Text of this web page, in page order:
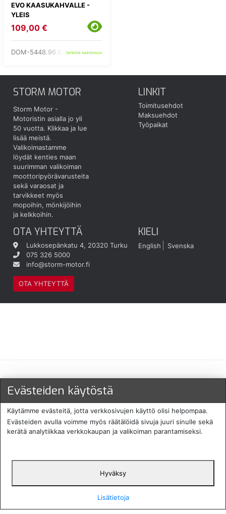
EVO KAASUKAHVALLE -
YLEIS
109,00 €
DOM-5448.96.04 tarkista saatavuus
STORM MOTOR
Storm Motor -
Motoristin asialla jo yli
50 vuotta. Klikkaa ja lue
lisää meistä.
Valikoimastamme
löydät kenties maan
suurimman valikoiman
moottoripyörävarusteita
sekä varaosat ja
tarvikkeet myös
mopoihin, mönkijöihin
ja kelkkoihin.
LINKIT
Toimitusehdot
Maksuehdot
Työpaikat
OTA YHTEYTTÄ
Lukkosepänkatu 4, 20320 Turku
075 326 5000
info@storm-motor.fi
OTA YHTEYTTÄ
KIELI
English Svenska
Maksu- ja toimitustavat
Protecomp
Copyright 2024. All rights
English
Evästeiden käytöstä
Käytämme evästeitä, jotta verkkosivujen käyttö olisi helpompaa.
Evästeiden avulla voimme myös räätälöidä sivuja juuri sinulle sekä
kerätä analytiikkaa verkkokaupan ja valikoiman parantamiseksi.
Hyväksy
Lisätietoja